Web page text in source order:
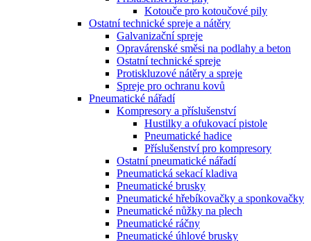
Kotouče pro kotoučové pily
Ostatní technické spreje a nátěry
Galvanizační spreje
Opravárenské směsi na podlahy a beton
Ostatní technické spreje
Protiskluzové nátěry a spreje
Spreje pro ochranu kovů
Pneumatické nářadí
Kompresory a příslušenství
Hustilky a ofukovací pistole
Pneumatické hadice
Příslušenství pro kompresory
Ostatní pneumatické nářadí
Pneumatická sekací kladiva
Pneumatické brusky
Pneumatické hřebíkovačky a sponkovačky
Pneumatické nůžky na plech
Pneumatické ráčny
Pneumatické úhlové brusky